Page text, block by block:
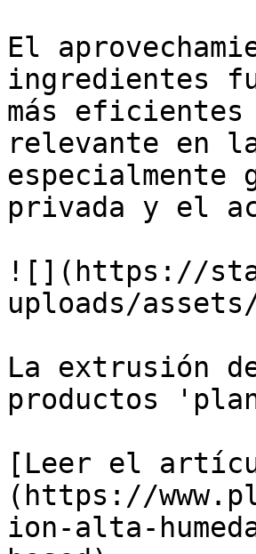
El
ingredientes
más eficientes
relevante en
privada y el
![](https://
uploads/
La extrusión
productos
[Leer el
(https://
ion-alta-